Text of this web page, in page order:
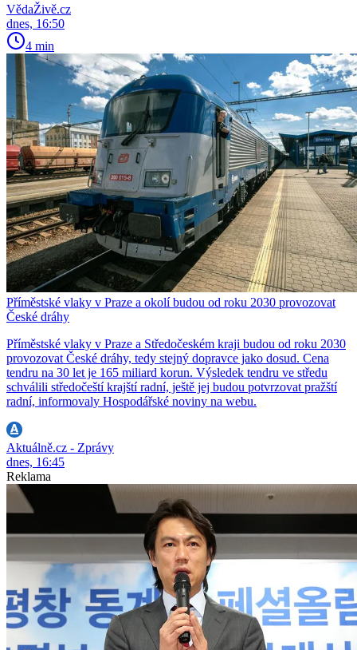
VědaŽivě.cz
dnes, 16:50
4 min
Příměstské vlaky v Praze a okolí budou od roku 2030 provozovat
České dráhy
Příměstské vlaky v Praze a Středočeském kraji budou od roku 2030
provozovat České dráhy, tedy stejný dopravce jako dosud. Cena
tendru na 30 let je 165 miliard korun. Výsledek tendru ve středu
schválili středočeští krajští radní, ještě jej budou potvrzovat pražští
radní, informovaly Hospodářské noviny na webu.
Aktuálně.cz - Zprávy
dnes, 16:45
Reklama